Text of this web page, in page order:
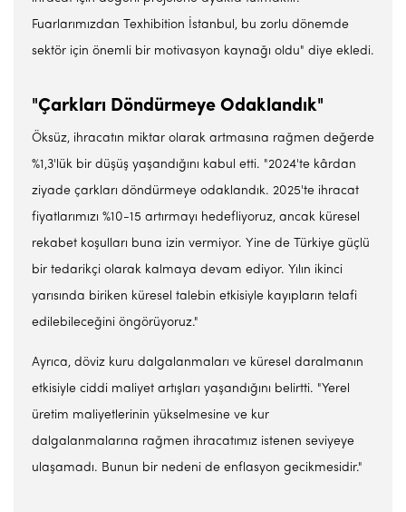
Fuarlarımızdan Texhibition İstanbul, bu zorlu dönemde
sektör için önemli bir motivasyon kaynağı oldu" diye ekledi.
"Çarkları Döndürmeye Odaklandık"
Öksüz, ihracatın miktar olarak artmasına rağmen değerde
%1,3'lük bir düşüş yaşandığını kabul etti. "2024'te kârdan
ziyade çarkları döndürmeye odaklandık. 2025'te ihracat
fiyatlarımızı %10-15 artırmayı hedefliyoruz, ancak küresel
rekabet koşulları buna izin vermiyor. Yine de Türkiye güçlü
bir tedarikçi olarak kalmaya devam ediyor. Yılın ikinci
yarısında biriken küresel talebin etkisiyle kayıpların telafi
edilebileceğini öngörüyoruz."
Ayrıca, döviz kuru dalgalanmaları ve küresel daralmanın
etkisiyle ciddi maliyet artışları yaşandığını belirtti. "Yerel
üretim maliyetlerinin yükselmesine ve kur
dalgalanmalarına rağmen ihracatımız istenen seviyeye
ulaşamadı. Bunun bir nedeni de enflasyon gecikmesidir."